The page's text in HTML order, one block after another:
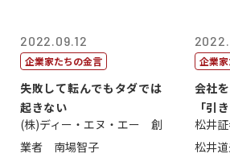
2022.09.12
企業家たちの金言
失敗して転んでもタダでは
起きない
(株)ディー・エヌ・エー 創
業者 南場智子
企業
会社
「引
から
松井
松井